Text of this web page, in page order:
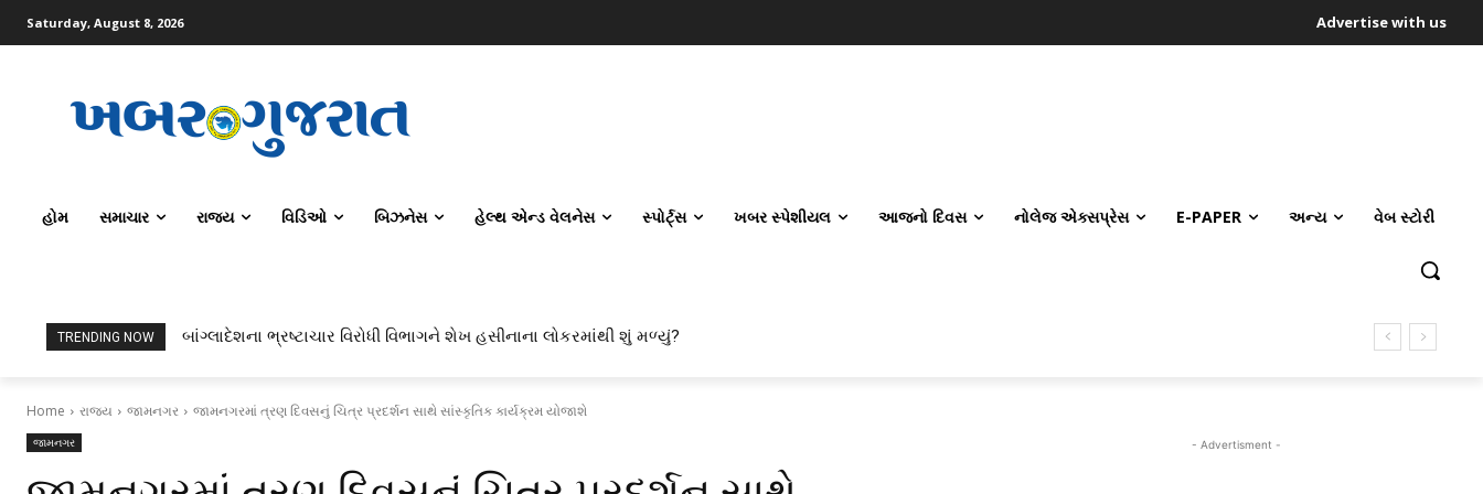
Saturday, August 8, 2026 Advertise with us
હોમ સમાચાર રાજ્ય વિડિઓ બિઝનેસ હેલ્થ એન્ડ વેલનેસ સ્પોર્ટ્સ ખબર સ્પેશીયલ આજનો દિવસ નોલેજ એક્સપ્રેસ E-PAPER અન્ય વેબ સ્ટોરી
TRENDING NOW ટોપર્સ કોમ્પ્યુટર સાયન્સ અને AI કરતાં સિવિલ એન્જિનિયરિંગ કેમ પસંદ કરી રહ્યા છે? IITનો ટ્રેન્ડ બદલાઈ ગયો છે
બાંગ્લાદેશના ભ્રષ્ટાચાર વિરોધી વિભાગને શેખ હસીનાના લોકરમાંથી શું મળ્યું?
Home રાજ્ય જામનગર જામનગરમાં ત્રણ દિવસનું ચિત્ર પ્રદર્શન સાથે સાંસ્કૃતિક કાર્યક્રમ યોજાશે
જામનગર - Advertisment -